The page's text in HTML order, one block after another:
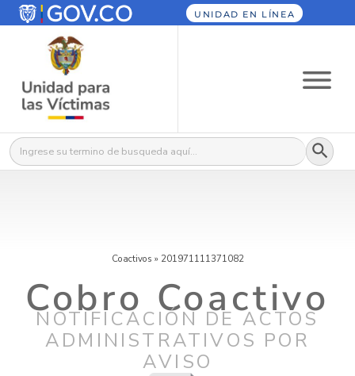
UNIDAD EN LÍNEA
Buscar: Botón
Coactivos » 201971111371082
Cobro Coactivo
NOTIFICACIÓN DE ACTOS
ADMINISTRATIVOS POR
AVISO